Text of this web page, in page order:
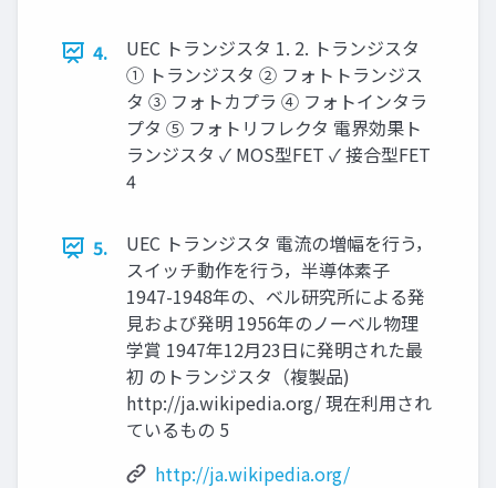
4.
UEC トランジスタ 1. 2. トランジスタ
① トランジスタ ② フォトトランジス
タ ③ フォトカプラ ④ フォトインタラ
プタ ⑤ フォトリフレクタ 電界効果ト
ランジスタ ✓ MOS型FET ✓ 接合型FET
4
5.
UEC トランジスタ 電流の増幅を行う，
スイッチ動作を行う，半導体素子
1947-1948年の、ベル研究所による発
見および発明 1956年のノーベル物理
学賞 1947年12月23日に発明された最
初 のトランジスタ（複製品)
http://ja.wikipedia.org/ 現在利用され
ているもの 5
http://ja.wikipedia.org/